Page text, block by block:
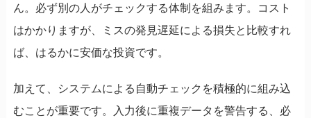
ん。必ず別の人がチェックする体制を組みます。コスト
はかかりますが、ミスの発見遅延による損失と比較すれ
ば、はるかに安価な投資です。
加えて、システムによる自動チェックを積極的に組み込
むことが重要です。入力後に重複データを警告する、必